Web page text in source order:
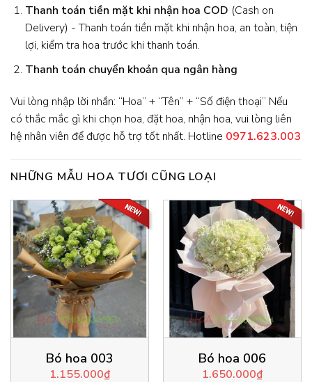
Thanh toán tiền mặt khi nhận hoa COD (Cash on
Delivery) - Thanh toán tiền mặt khi nhận hoa, an toàn, tiện
lợi, kiểm tra hoa trước khi thanh toán.
Thanh toán chuyển khoản qua ngân hàng
Vui lòng nhập lời nhắn: “Hoa” + “Tên” + “Số điện thoại” Nếu
có thắc mắc gì khi chọn hoa, đặt hoa, nhận hoa, vui lòng liên
hệ nhân viên để được hỗ trợ tốt nhất. Hotline 0971.623.003
NHỮNG MẪU HOA TƯƠI CŨNG LOẠI
Bó hoa 003
1.155.000₫
Bó hoa 006
1.650.000₫